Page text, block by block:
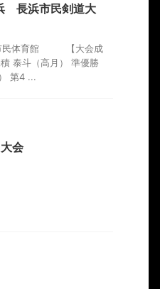
長浜市民剣道大
市民体育館 【大会成
泰斗（高月） 準優勝
第4 ...
会